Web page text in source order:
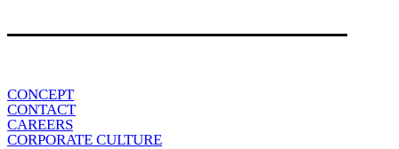
CONCEPT
CONTACT
CAREERS
CORPORATE CULTURE